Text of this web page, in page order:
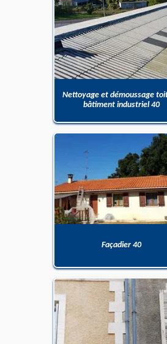
Nettoyage et démoussage
bâtiment industriel 40
Façadier 40